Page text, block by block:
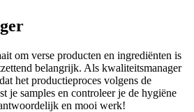
om verse producten en ingrediënten is
belangrijk. Als kwaliteitsmanager
het productieproces volgens de
je samples en controleer je de hygiëne
en mooi werk!